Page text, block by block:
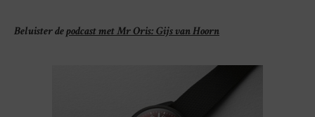
Beluister depodcast met Mr Oris: Gijs van Hoorn